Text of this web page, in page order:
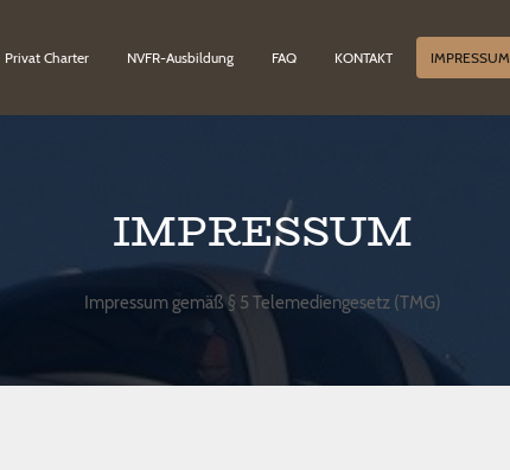
Privat Charter NVFR-Ausbildung FAQ KONTAKT IMPRESSUM
IMPRESSUM
Impressum gemäß § 5 Telemediengesetz (TMG)